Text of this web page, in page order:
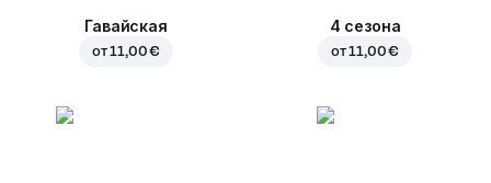
Гавайская
от11,00 €
4 сезона
от11,00 €